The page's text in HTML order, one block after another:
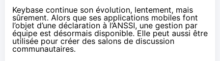
Keybase continue son évolution, lentement, mais
sûrement. Alors que ses applications mobiles font
l’objet d’une déclaration à l’ANSSI, une gestion par
équipe est désormais disponible. Elle peut aussi être
utilisée pour créer des salons de discussion
communautaires.